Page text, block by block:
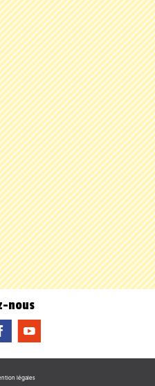
nous
f
légales